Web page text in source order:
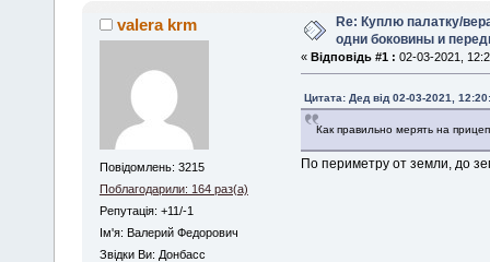
valera krm
Повідомлень: 3215
Поблагодарили: 164 раз(а)
Репутація: +11/-1
Iм'я: Валерий Федорович
Звідки Ви: Донбасс
Re: Куплю палатку/
одни боковины и
« Відповідь #1 : 02-03-2021,
Цитата: Дед від 02-03-2021,
Как правильно мерять на
По периметру от земли, до